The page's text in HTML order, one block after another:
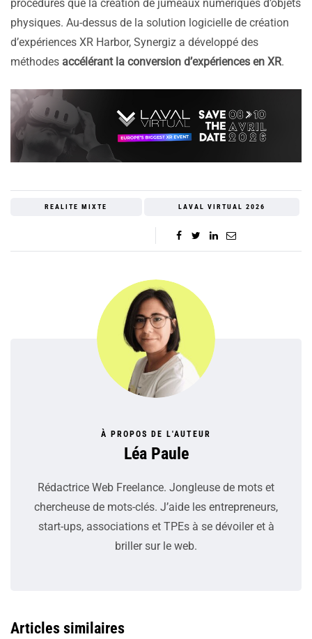
procédures que la création de jumeaux numériques d’objets
physiques. Au-dessus de la solution logicielle de création
d’expériences XR Harbor, Synergiz a développé des
méthodes accélérant la conversion d’expériences en XR.
REALITE MIXTE LAVAL VIRTUAL 2026
À PROPOS DE L'AUTEUR
Léa Paule
Rédactrice Web Freelance. Jongleuse de mots et
chercheuse de mots-clés. J’aide les entrepreneurs,
start-ups, associations et TPEs à se dévoiler et à
briller sur le web.
Articles similaires